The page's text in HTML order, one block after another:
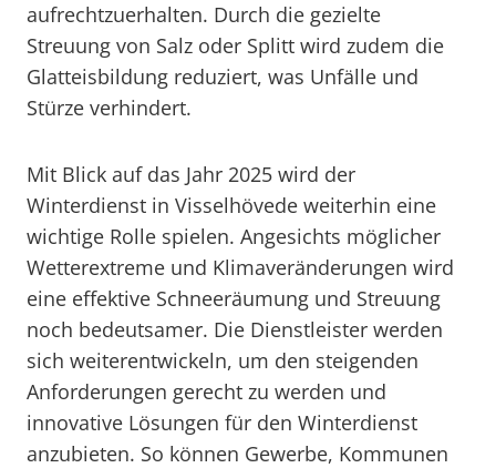
aufrechtzuerhalten. Durch die gezielte
Streuung von Salz oder Splitt wird zudem die
Glatteisbildung reduziert, was Unfälle und
Stürze verhindert.
Mit Blick auf das Jahr 2025 wird der
Winterdienst in Visselhövede weiterhin eine
wichtige Rolle spielen. Angesichts möglicher
Wetterextreme und Klimaveränderungen wird
eine effektive Schneeräumung und Streuung
noch bedeutsamer. Die Dienstleister werden
sich weiterentwickeln, um den steigenden
Anforderungen gerecht zu werden und
innovative Lösungen für den Winterdienst
anzubieten. So können Gewerbe, Kommunen